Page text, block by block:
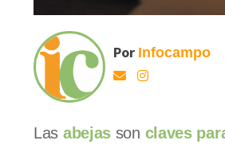
Por Infocampo
Las abejas son claves